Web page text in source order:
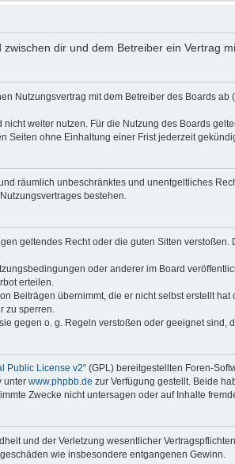
dir und dem Betreiber ein Vertrag
Nutzungsvertrag mit dem Betreiber des Boards
weiter nutzen. Für die Nutzung des Boards
Seiten ohne Einhaltung einer Frist jederzeit
räumlich unbeschränktes und unentgeltliches
bestehen.
geltendes Recht oder die guten Sitten
oder anderer im Board
erteilen.
Beiträgen übernimmt, die er nicht selbst erstellt
zu sperren.
gegen o. g. Regeln verstoßen oder geeignet sind,
Public License v2“ (GPL) bereitgestellten Foren-
unter www.phpbb.de zur Verfügung gestellt. Beide
Zwecke nicht untersagen oder auf Inhalte
und der Verletzung wesentlicher
wie insbesondere entgangenen Gewinn.